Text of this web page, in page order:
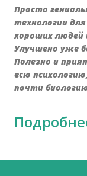
Просто
технологии
хороших людей
Улучшено уже
Полезно и
всю
почти